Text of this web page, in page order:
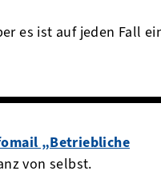
es ist auf jeden Fall
„Betriebliche
von selbst.